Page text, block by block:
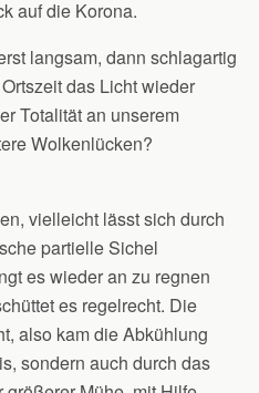
auf die Korona.
langsam, dann schlagartig
das Licht wieder
Totalität an unserem
Wolkenlücken?
vielleicht lässt sich durch
partielle Sichel
es wieder an zu regnen
es regelrecht. Die
also kam die Abkühlung
sondern auch durch das